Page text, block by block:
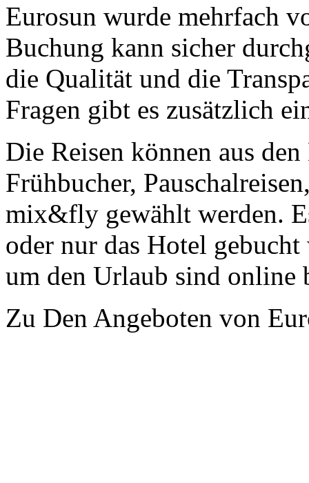
Eurosun wurde mehrfach
Buchung kann sicher
die Qualität und die
Fragen gibt es zusätzlich
Die Reisen können aus
Frühbucher,
mix&fly gewählt werden.
oder nur das Hotel
um den Urlaub sind online
Zu Den Angeboten von